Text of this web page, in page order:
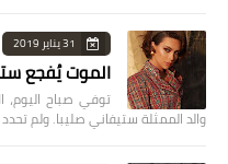
31 يناير 2019
الموت يُفجع
والد الممثلة ستيفاني صليبا. ولم تحدد